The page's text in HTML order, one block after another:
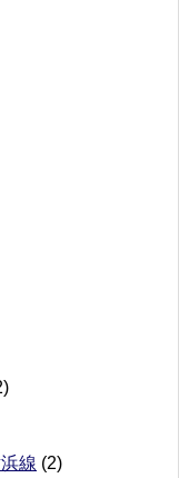
線 (2)